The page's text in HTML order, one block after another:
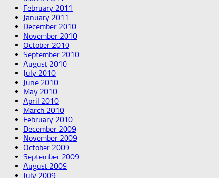
February 2011
January 2011
December 2010
November 2010
October 2010
September 2010
August 2010
July 2010
June 2010
May 2010
April 2010
March 2010
February 2010
December 2009
November 2009
October 2009
September 2009
August 2009
July 2009